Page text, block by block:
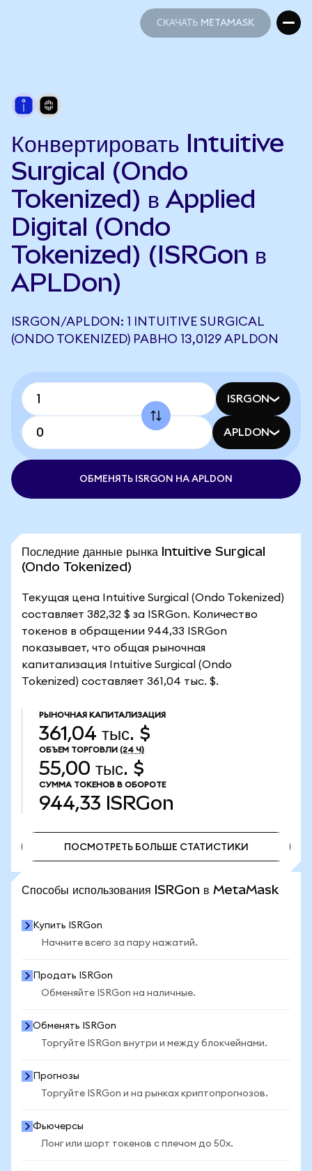
СКАЧАТЬ METAMASK
Конвертировать Intuitive
Surgical (Ondo
Tokenized) в Applied
Digital (Ondo
Tokenized) (ISRGon в
APLDon)
ISRGON/APLDON: 1 INTUITIVE SURGICAL
(ONDO TOKENIZED) РАВНО 13,0129 APLDON
ISRGON
APLDON
ОБМЕНЯТЬ ISRGON НА APLDON
Последние данные рынка Intuitive Surgical
(Ondo Tokenized)
Текущая цена Intuitive Surgical (Ondo Tokenized)
составляет 382,32 $ за ISRGon. Количество
токенов в обращении 944,33 ISRGon
показывает, что общая рыночная
капитализация Intuitive Surgical (Ondo
Tokenized) составляет 361,04 тыс. $.
РЫНОЧНАЯ КАПИТАЛИЗАЦИЯ
361,04 тыс. $
ОБЪЕМ ТОРГОВЛИ (24 Ч)
55,00 тыс. $
СУММА ТОКЕНОВ В ОБОРОТЕ
944,33 ISRGon
ПОСМОТРЕТЬ БОЛЬШЕ СТАТИСТИКИ
Способы использования ISRGon в MetaMask
Купить ISRGon
Начните всего за пару нажатий.
Продать ISRGon
Обменяйте ISRGon на наличные.
Обменять ISRGon
Торгуйте ISRGon внутри и между блокчейнами.
Прогнозы
Торгуйте ISRGon и на рынках криптопрогнозов.
Фьючерсы
Лонг или шорт токенов с плечом до 50x.